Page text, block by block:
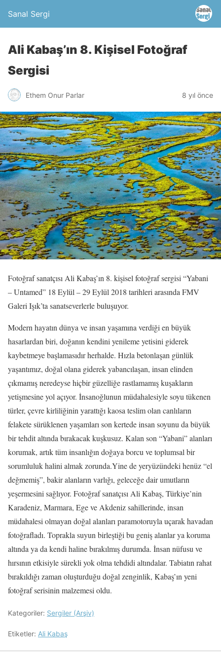
Sanal Sergi
Ali Kabaş’ın 8. Kişisel Fotoğraf
Sergisi
Ethem Onur Parlar 8 yıl önce
Fotoğraf sanatçısı Ali Kabaş’ın 8. kişisel fotoğraf sergisi “Yabani
– Untamed” 18 Eylül – 29 Eylül 2018 tarihleri arasında FMV
Galeri Işık’ta sanatseverlerle buluşuyor.
Modern hayatın dünya ve insan yaşamına verdiği en büyük
hasarlardan biri, doğanın kendini yenileme yetisini giderek
kaybetmeye başlamasıdır herhalde. Hızla betonlaşan günlük
yaşantımız, doğal olana giderek yabancılaşan, insan elinden
çıkmamış neredeyse hiçbir güzelliğe rastlamamış kuşakların
yetişmesine yol açıyor. İnsanoğlunun müdahalesiyle soyu tükenen
türler, çevre kirliliğinin yarattığı kaosa teslim olan canlıların
felakete sürüklenen yaşamları son kertede insan soyunu da büyük
bir tehdit altında bırakacak kuşkusuz. Kalan son “Yabani” alanları
korumak, artık tüm insanlığın doğaya borcu ve toplumsal bir
sorumluluk halini almak zorunda.Yine de yeryüzündeki henüz “el
değmemiş”, bakir alanların varlığı, geleceğe dair umutların
yeşermesini sağlıyor. Fotoğraf sanatçısı Ali Kabaş, Türkiye’nin
Karadeniz, Marmara, Ege ve Akdeniz sahillerinde, insan
müdahalesi olmayan doğal alanları paramotoruyla uçarak havadan
fotoğrafladı. Toprakla suyun birleştiği bu geniş alanlar ya koruma
altında ya da kendi haline bırakılmış durumda. İnsan nüfusu ve
hırsının etkisiyle sürekli yok olma tehdidi altındalar. Tabiatın rahat
bırakıldığı zaman oluşturduğu doğal zenginlik, Kabaş’ın yeni
fotoğraf serisinin malzemesi oldu.
Kategoriler: Sergiler (Arşiv)
Etiketler: Ali Kabaş